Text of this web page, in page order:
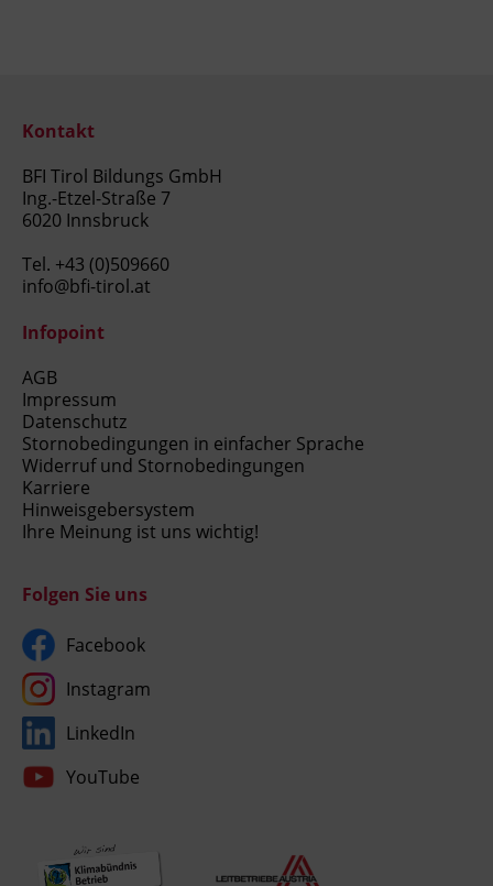
Kontakt
BFI Tirol Bildungs GmbH
Ing.-Etzel-Straße 7
6020 Innsbruck
Tel. +43 (0)509660
info@bfi-tirol.at
Infopoint
AGB
Impressum
Datenschutz
Stornobedingungen in einfacher Sprache
Widerruf und Stornobedingungen
Karriere
Hinweisgebersystem
Ihre Meinung ist uns wichtig!
Folgen Sie uns
Facebook
Instagram
LinkedIn
YouTube